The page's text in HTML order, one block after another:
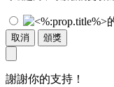
取消 頒獎
謝謝你的支持！